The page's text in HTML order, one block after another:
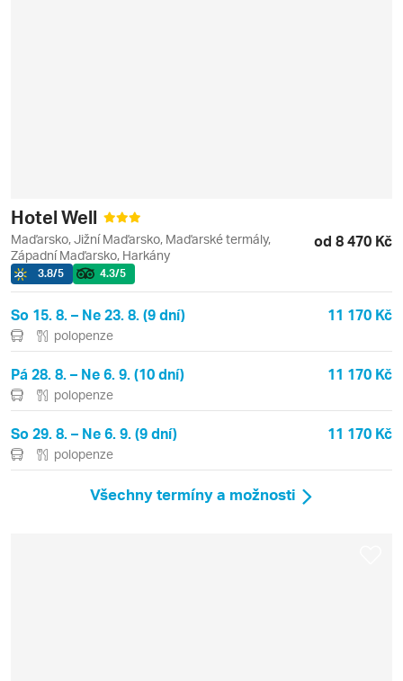
Hotel Well
Maďarsko, Jižní Maďarsko, Maďarské termály,
Západní Maďarsko, Harkány
od 8 470 Kč
3.8/5 4.3/5
So 15. 8. – Ne 23. 8. (9 dní) 11 170 Kč
polopenze
Pá 28. 8. – Ne 6. 9. (10 dní) 11 170 Kč
polopenze
So 29. 8. – Ne 6. 9. (9 dní) 11 170 Kč
polopenze
Všechny termíny a možnosti